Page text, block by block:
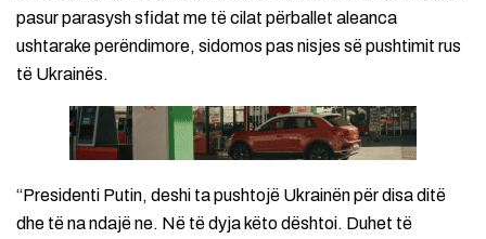
pasur parasysh sfidat me të cilat përballet aleanca
ushtarake perëndimore, sidomos pas nisjes së pushtimit rus
të Ukrainës.
“Presidenti Putin, deshi ta pushtojë Ukrainën për disa ditë
dhe të na ndajë ne. Në të dyja këto dështoi. Duhet të